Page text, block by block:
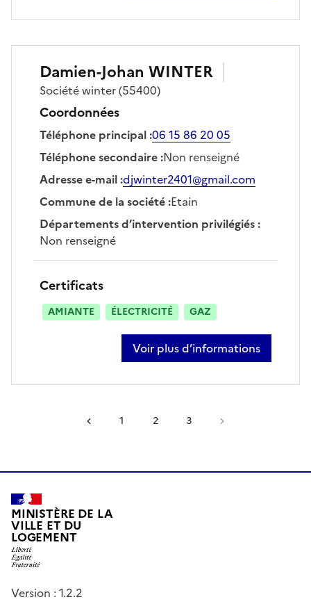
Damien-Johan WINTER
Sociétéwinter(55400)
Coordonnées
Téléphone principal:06 15 86 20 05
Téléphone secondaire:Non renseigné
Adresse e-mail:djwinter2401@gmail.com
Commune de la société:Etain
Départements d’intervention privilégiés:
Non renseigné
Certificats
AMIANTE ÉLECTRICITÉ GAZ
Voir plus d’informations
sur damien-johan winter
Page précédente
1 2 3
MINISTÈRE DE LA
VILLE ET DU
LOGEMENT
Version : 1.2.2